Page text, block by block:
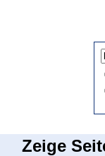
Zeige